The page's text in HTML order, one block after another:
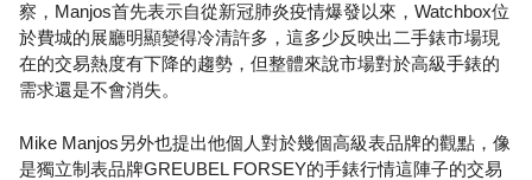
察，Manjos首先表示自從新冠肺炎疫情爆發以來，Watchbox位
於費城的展廳明顯變得冷清許多，這多少反映出二手錶市場現
在的交易熱度有下降的趨勢，但整體來說市場對於高級手錶的
需求還是不會消失。
Mike Manjos另外也提出他個人對於幾個高級表品牌的觀點，像
是獨立制表品牌GREUBEL FORSEY的手錶行情這陣子的交易